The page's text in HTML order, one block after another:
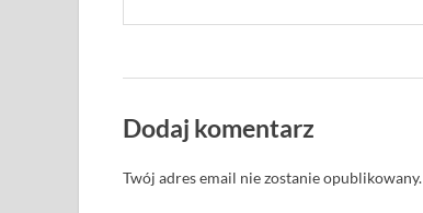
Dodaj komentarz
Twój adres email nie zostanie opublikowany.